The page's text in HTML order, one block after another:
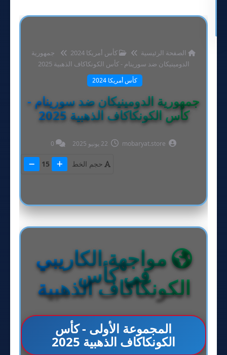
الصفحة الرئيسية كأس أمريكا 2024
جمهورية
الدومينيكان ضد سورينام - كأس الكونكاكاف الذهبية 2025
كأس أمريكا 2024
جمهورية الدومينيكان ضد سورينام -
كأس الكونكاكاف الذهبية 2025
mobaryat.store
0
حجم الخط 15
مواجهة الكاريبي
في كأس
الكونكاكاف الذهبية
المجموعة الأولى - كأس
الكونكاكاف الذهبية 2025